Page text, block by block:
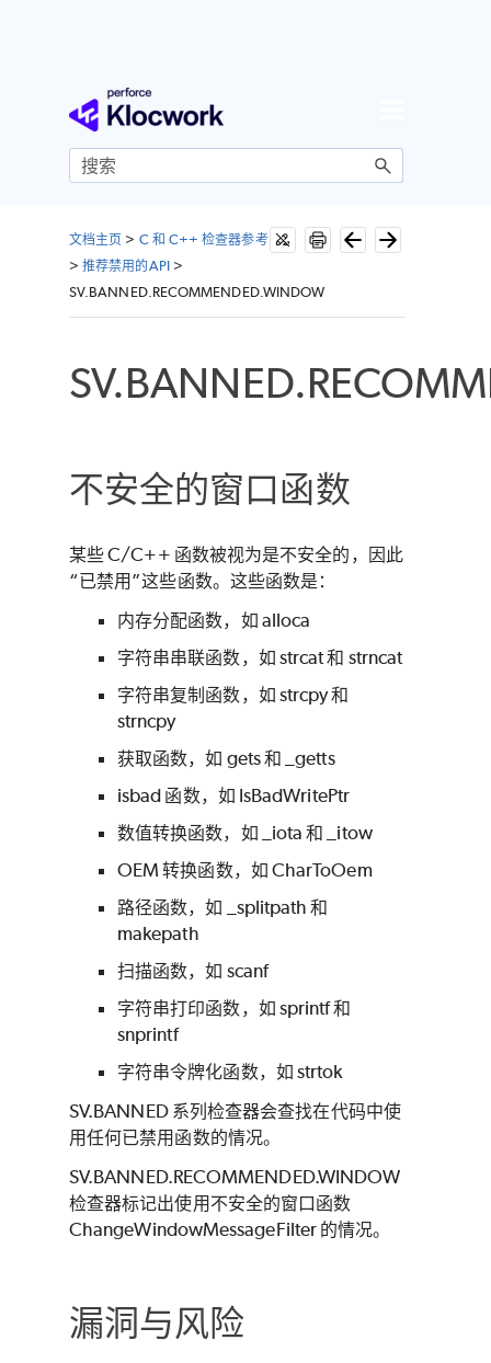
跳到主内容
文档主页 > C 和 C++ 检查器参考
>推荐禁用的API>
SV.BANNED.RECOMMENDED.WINDOW
不安全的窗口函数
某些 C/C++ 函数被视为是不安全的，因此
“已禁用”这些函数。这些函数是：
内存分配函数，如 alloca
字符串串联函数，如 strcat 和 strncat
字符串复制函数，如 strcpy 和
strncpy
获取函数，如 gets 和 _getts
isbad 函数，如 IsBadWritePtr
数值转换函数，如 _iota 和 _itow
OEM 转换函数，如 CharToOem
路径函数，如 _splitpath 和
makepath
扫描函数，如 scanf
字符串打印函数，如 sprintf 和
snprintf
字符串令牌化函数，如 strtok
SV.BANNED 系列检查器会查找在代码中使
用任何已禁用函数的情况。
SV.BANNED.RECOMMENDED.WINDOW
检查器标记出使用不安全的窗口函数
ChangeWindowMessageFilter 的情况。
漏洞与风险